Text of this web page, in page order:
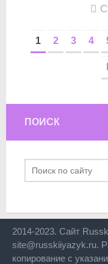
1 2 3 4
ПОИСК
2014-2023. Сайт
site@russkiiyazyk.ru.
копирование с